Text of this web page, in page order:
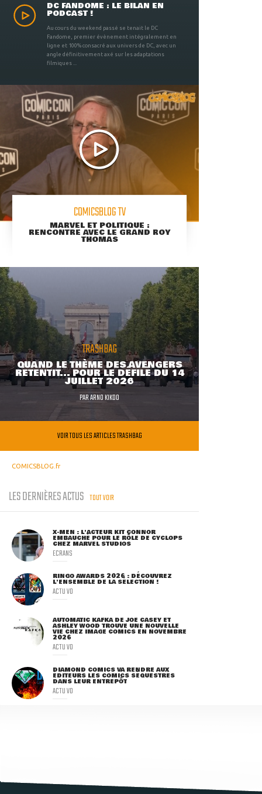
DC FANDOME : LE BILAN EN
PODCAST !
Au cours du weekend passé se tenait le DC
Fandome, premier évènement intégralement en
ligne et 100% consacré aux univers de DC, avec un
angle définitivement axé sur les adaptations
filmiques ...
COMICSBLOG TV
MARVEL ET POLITIQUE :
RENCONTRE AVEC LE GRAND ROY
THOMAS
TRASHBAG
QUAND LE THÈME DES AVENGERS
RETENTIT... POUR LE DÉFILÉ DU 14
JUILLET 2026
PARARNO KIKOO
VOIR TOUS LES ARTICLES TRASHBAG
COMICSBLOG.fr
LES DERNIÈRES ACTUS TOUT VOIR
X-MEN : L'ACTEUR KIT CONNOR
EMBAUCHÉ POUR LE RÔLE DE CYCLOPS
CHEZ MARVEL STUDIOS
ECRANS
RINGO AWARDS 2026 : DÉCOUVREZ
L'ENSEMBLE DE LA SÉLECTION !
ACTU VO
AUTOMATIC KAFKA DE JOE CASEY ET
ASHLEY WOOD TROUVE UNE NOUVELLE
VIE CHEZ IMAGE COMICS EN NOVEMBRE
2026
ACTU VO
DIAMOND COMICS VA RENDRE AUX
ÉDITEURS LES COMICS SÉQUESTRÉS
DANS LEUR ENTREPÔT
ACTU VO